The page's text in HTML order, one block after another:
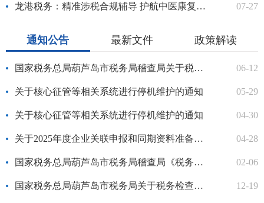
07-27
龙港税务：精准涉税合规辅导 护航中医康复行业行稳致远
通知公告 最新文件 政策解读
06-12
国家税务总局葫芦岛市税务局稽查局关于税务检查证遗失声明的公告
05-29
关于核心征管等相关系统进行停机维护的通知
04-30
关于核心征管等相关系统进行停机维护的通知
04-28
关于2025年度企业关联申报和同期资料准备的友情提示
02-06
国家税务总局葫芦岛市税务局稽查局《税务事项通知书》送达公告
12-19
国家税务总局葫芦岛市税务局关于税务检查证遗失声明的公告